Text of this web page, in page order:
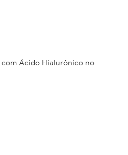
Ácido Hialurônico no